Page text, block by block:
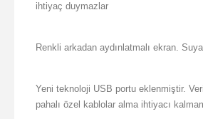
ihtiyaç duymazlar
Renkli arkadan aydınlatmalı ekran.
Yeni teknoloji USB portu eklenmiştir.
pahalı özel kablolar alma ihtiyacı